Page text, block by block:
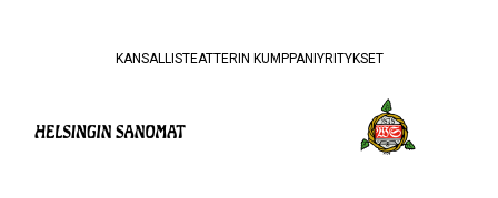
KANSALLISTEATTERIN KUMPPANIYRITYKSET